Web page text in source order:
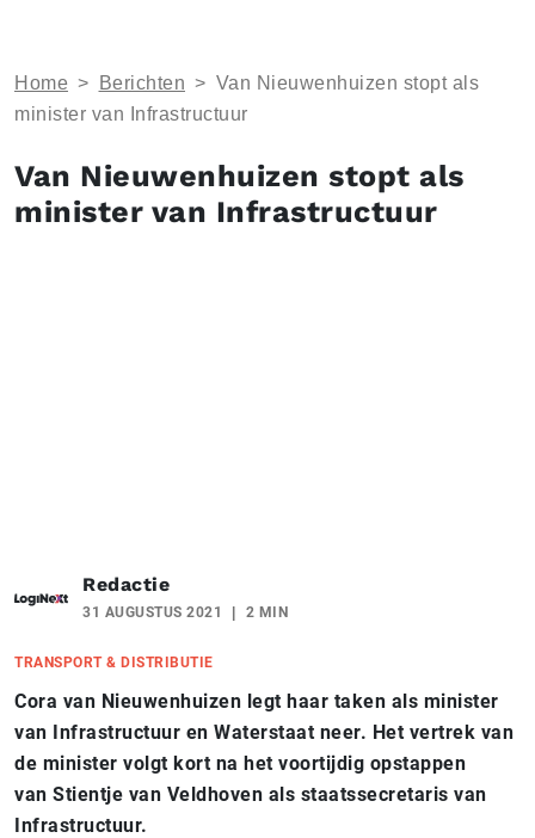
Home > Berichten > Van Nieuwenhuizen stopt als
minister van Infrastructuur
Van Nieuwenhuizen stopt als
minister van Infrastructuur
Redactie
31 AUGUSTUS 2021 2 MIN
TRANSPORT & DISTRIBUTIE
Cora van Nieuwenhuizen legt haar taken als minister
van Infrastructuur en Waterstaat neer. Het vertrek van
de minister volgt kort na het voortijdig opstappen
van Stientje van Veldhoven als staatssecretaris van
Infrastructuur.